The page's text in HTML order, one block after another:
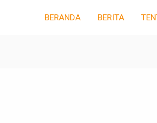
BERANDA BERITA